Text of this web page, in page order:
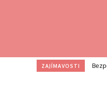
ZAJÍMAVOSTI Jak